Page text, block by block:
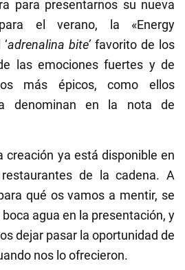
para presentarnos su nueva
el verano, la «Energy
adrenalina bite’ favorito de los
las emociones fuertes y de
más épicos, como ellos
denominan en la nota de
creación ya está disponible en
de la cadena. A
qué os vamos a mentir, se
boca agua en la presentación, y
dejar pasar la oportunidad de
nos lo ofrecieron.